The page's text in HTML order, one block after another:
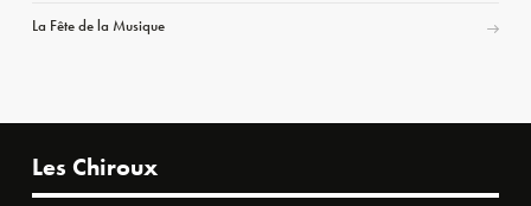
La Fête de la Musique
Les Chiroux